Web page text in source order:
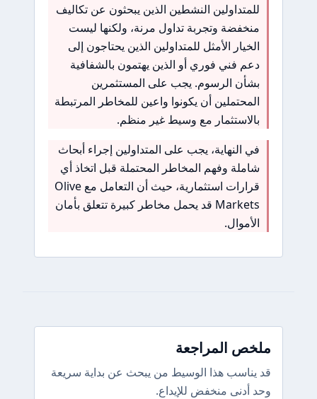
للمتداولين النشطين الذين يبحثون عن تكاليف
منخفضة وتجربة تداول مرنة، ولكنها ليست
الخيار الأمثل للمتداولين الذين يحتاجون إلى
دعم فني فوري أو الذين يهتمون بالشفافية
بشأن الرسوم. يجب على المستثمرين
المحتملين أن يكونوا واعين للمخاطر المرتبطة
بالاستثمار مع وسيط غير منظم.
في النهاية، يجب على المتداولين إجراء أبحاث
شاملة وفهم المخاطر المحتملة قبل اتخاذ أي
قرارات استثمارية، حيث أن التعامل مع Olive
Markets قد يحمل مخاطر كبيرة تتعلق بأمان
الأموال.
ملخص المراجعة
قد يناسب هذا الوسيط من يبحث عن بداية سريعة
وحد أدنى منخفض للإيداع.